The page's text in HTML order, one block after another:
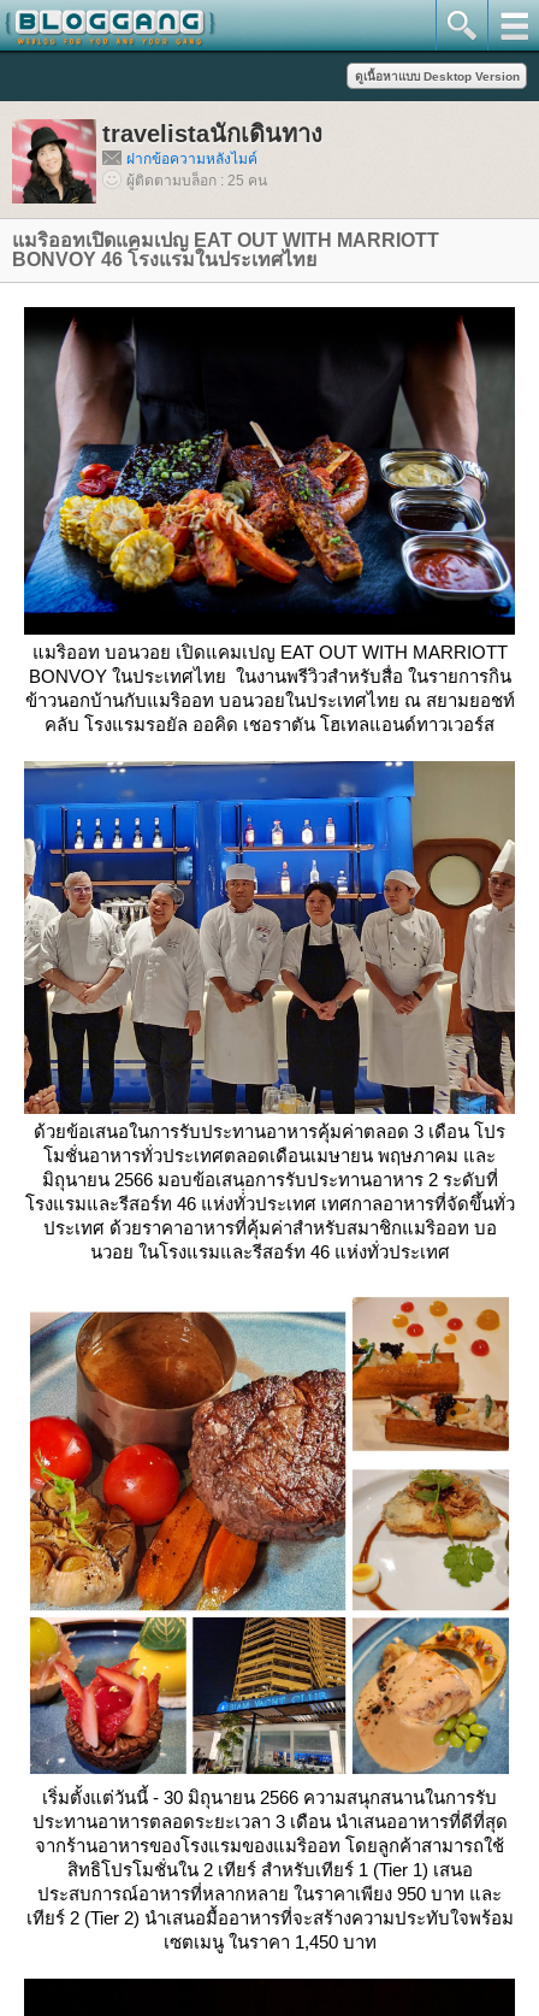
travelistaนักเดินทาง
ฝากข้อความหลังไมค์
ผู้ติดตามบล็อก : 25 คน
มริออทเปิดแคมเปญ EAT OUT WITH MARRIOTT
BONVOY 46 โรงแรมในประเทศไท
มริออท บอนวอย เปิดแคมเปญ EAT OUT WITH MARRIOTT
BONVOY ในประเทศไทย ในงานพรีวิวสำหรับสื่อ ในรายการกิน
ข้าวนอกบ้านกับแมริออท บอนวอยในประเทศไทย ณ สยามยอชท์
คลับ โรงแรมรอยัล ออคิด เชอราตัน โฮเทลแอนด์ทาวเวอร์ส
ด้วยข้อเสนอในการรับประทานอาหารคุ้มค่าตลอด 3 เดือน โปร
มชั่นอาหารทั่วประเทศตลอดเดือนเมษายน พฤษภาคม และ
มิถุนายน 2566 มอบข้อเสนอการรับประทานอาหาร 2 ระดับที่
รงแรมและรีสอร์ท 46 แห่งทั่่วประเทศ เทศกาลอาหารที่จัดขึ้นทั่ว
ประเทศ ด้วยราคาอาหารที่คุ้มค่าสำหรับสมาชิกแมริออท บอ
นวอย ในโรงแรมและรีสอร์ท 46 แห่งทั่วประเทศ
เริ่มตั้งแต่วันนี้ - 30 มิถุนายน 2566 ความสนุกสนานในการรับ
ประทานอาหารตลอดระยะเวลา 3 เดือน นำเสนออาหารที่ดีที่สุด
จากร้านอาหารของโรงแรมของแมริออท โดยลูกค้าสามารถใช้
สิทธิโปรโมชั่นใน 2 เทียร์ สำหรับเทียร์ 1 (Tier 1) เสนอ
ประสบการณ์อาหารที่หลากหลาย ในราคาเพียง 950 บาท และ
เทียร์ 2 (Tier 2) นำเสนอมื้ออาหารที่จะสร้างความประทับใจพร้อม
เซตเมนู ในราคา 1,450 บาท